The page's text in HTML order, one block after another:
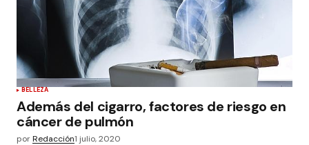
BELLEZA
Además del cigarro, factores de riesgo en
cáncer de pulmón
porRedacción1 julio, 2020